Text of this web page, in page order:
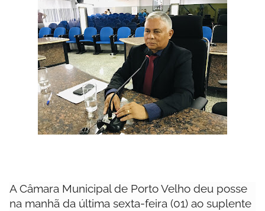
A Câmara Municipal de Porto Velho deu posse
na manhã da última sexta-feira (01) ao suplente